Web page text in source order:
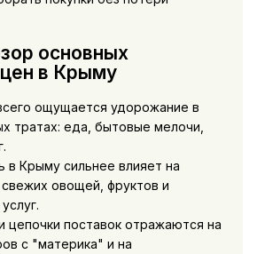
основных
в Крыму
ощущается удорожание в
тратах: еда, бытовые мелочи,
в Крыму сильнее влияет на
овощей, фруктов и
цепочки поставок отражаются на
с "материка" и на